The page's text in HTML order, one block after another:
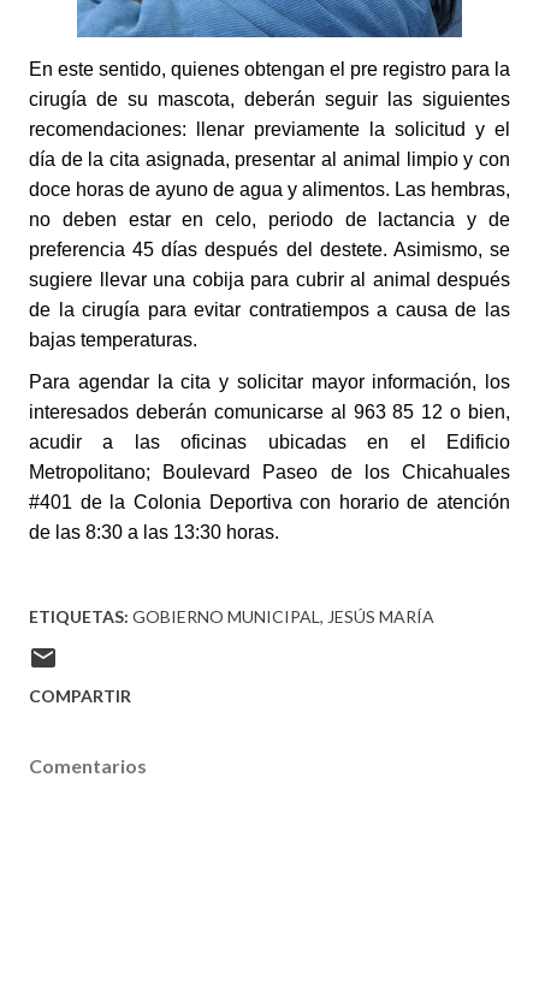
En este sentido, quienes obtengan el pre registro para la
cirugía de su mascota, deberán seguir las siguientes
recomendaciones: llenar previamente la solicitud y el
día de la cita asignada, presentar al animal limpio y con
doce horas de ayuno de agua y alimentos. Las hembras,
no deben estar en celo, periodo de lactancia y de
preferencia 45 días después del destete. Asimismo, se
sugiere llevar una cobija para cubrir al animal después
de la cirugía para evitar contratiempos a causa de las
bajas temperaturas.
Para agendar la cita y solicitar mayor información, los
interesados deberán comunicarse al 963 85 12 o bien,
acudir a las oficinas ubicadas en el Edificio
Metropolitano; Boulevard Paseo de los Chicahuales
#401 de la Colonia Deportiva con horario de atención
de las 8:30 a las 13:30 horas.
ETIQUETAS: GOBIERNO MUNICIPAL JESÚS MARÍA
COMPARTIR
Comentarios